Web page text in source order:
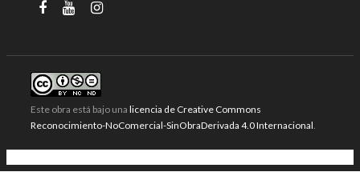
Este obra está bajo una licencia de Creative Commons
Reconocimiento-NoComercial-SinObraDerivada 4.0 Internacional